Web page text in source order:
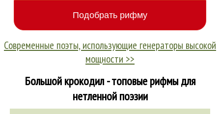
Современные поэты, использующие генераторы высокой
мощности >>
Большой крокодил - топовые рифмы для
нетленной поэзии